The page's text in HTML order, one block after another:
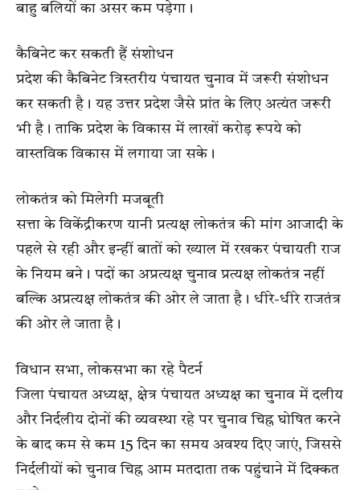
बाहु बलियों का असर कम पड़ेगा।
कैबिनेट कर सकती हैं संशोधन
प्रदेश की कैबिनेट त्रिस्तरीय पंचायत चुनाव में जरूरी संशोधन
कर सकती है। यह उत्तर प्रदेश जैसे प्रांत के लिए अत्यंत जरूरी
भी है। ताकि प्रदेश के विकास में लाखों करोड़ रूपये को
वास्तविक विकास में लगाया जा सके।
लोकतंत्र को मिलेगी मजबूती
सत्ता के विकेंद्रीकरण यानी प्रत्यक्ष लोकतंत्र की मांग आजादी के
पहले से रही और इन्हीं बातों को ख्याल में रखकर पंचायती राज
के नियम बने। पदों का अप्रत्यक्ष चुनाव प्रत्यक्ष लोकतंत्र नहीं
बल्कि अप्रत्यक्ष लोकतंत्र की ओर ले जाता है। धीरे-धीरे राजतंत्र
की ओर ले जाता है।
विधान सभा, लोकसभा का रहे पैटर्न
जिला पंचायत अध्यक्ष, क्षेत्र पंचायत अध्यक्ष का चुनाव में दलीय
और निर्दलीय दोनों की व्यवस्था रहे पर चुनाव चिह्न घोषित करने
के बाद कम से कम 15 दिन का समय अवश्य दिए जाएं, जिससे
निर्दलीयों को चुनाव चिह्न आम मतदाता तक पहुंचाने में दिक्कत